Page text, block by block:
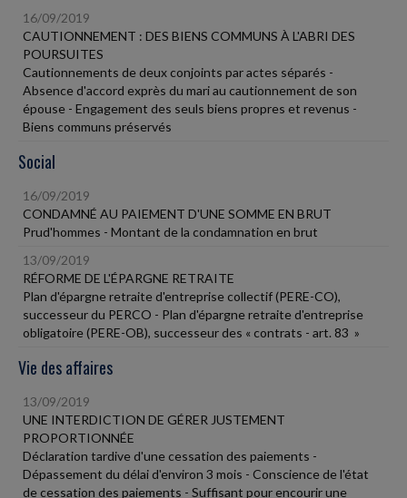
16/09/2019
CAUTIONNEMENT : DES BIENS COMMUNS À L'ABRI DES
POURSUITES
Cautionnements de deux conjoints par actes séparés -
Absence d'accord exprès du mari au cautionnement de son
épouse - Engagement des seuls biens propres et revenus -
Biens communs préservés
Social
16/09/2019
CONDAMNÉ AU PAIEMENT D'UNE SOMME EN BRUT
Prud'hommes - Montant de la condamnation en brut
13/09/2019
RÉFORME DE L'ÉPARGNE RETRAITE
Plan d'épargne retraite d'entreprise collectif (PERE-CO),
successeur du PERCO - Plan d'épargne retraite d'entreprise
obligatoire (PERE-OB), successeur des « contrats - art. 83 »
Vie des affaires
13/09/2019
UNE INTERDICTION DE GÉRER JUSTEMENT
PROPORTIONNÉE
Déclaration tardive d'une cessation des paiements -
Dépassement du délai d'environ 3 mois - Conscience de l'état
de cessation des paiements - Suffisant pour encourir une